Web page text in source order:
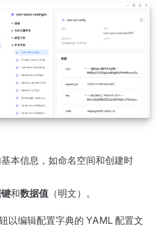
基本信息，如命名空间和创建时
和数据值 （明文）。
以编辑配置字典的 YAML 配置文